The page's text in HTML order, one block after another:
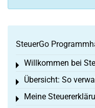
SteuerGo
Willkommen bei
Toggle menu
Übersicht: So
Toggle menu
Meine
Toggle menu